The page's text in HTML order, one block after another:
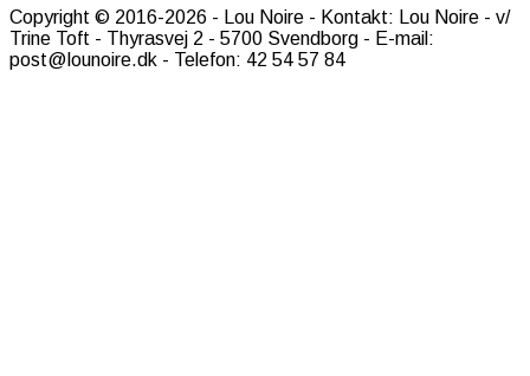
Copyright © 2016-2026 - Lou Noire - Kontakt: Lou Noire - v/
Trine Toft - Thyrasvej 2 - 5700 Svendborg - E-mail:
post@lounoire.dk - Telefon: 42 54 57 84